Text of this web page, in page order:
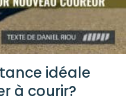
idéale
à courir?